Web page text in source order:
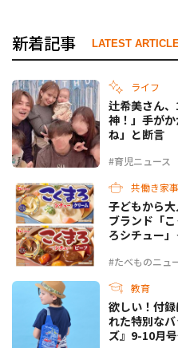
新着記事 LATEST ARTICLE
ライフ
#育児ニュース
辻希美さん
神！」手が
ね」と断言
共働き家事
#たべものニュ
子どもから
ブランド「
ろシチュー
教育
欲しい！付
れた特別な
ズ』9-10月